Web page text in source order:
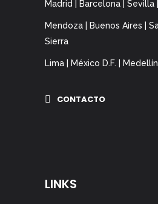
Madrid | Barcelona | Sevilla
Mendoza | Buenos Aires |
Sierra
Lima | México D.F. | Medellín
CONTACTO
LINKS